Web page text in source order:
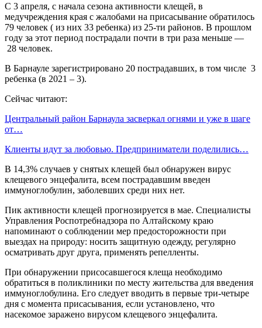
С 3 апреля, с начала сезона активности клещей, в
медучреждения края с жалобами на присасывание обратилось
79 человек ( из них 33 ребенка) из 25-ти районов. В прошлом
году за этот период пострадали почти в три раза меньше —
28 человек.
В Барнауле зарегистрировано 20 пострадавших, в том числе 3
ребенка (в 2021 – 3).
Сейчас читают:
Центральный район Барнаула засверкал огнями и уже в шаге
от…
Клиенты идут за любовью. Предприниматели поделились…
В 14,3% случаев у снятых клещей был обнаружен вирус
клещевого энцефалита, всем пострадавшим введен
иммуноглобулин, заболевших среди них нет.
Пик активности клещей прогнозируется в мае. Специалисты
Управления Роспотребнадзора по Алтайскому краю
напоминают о соблюдении мер предосторожности при
выездах на природу: носить защитную одежду, регулярно
осматривать друг друга, применять репелленты.
При обнаружении присосавшегося клеща необходимо
обратиться в поликлиники по месту жительства для введения
иммуноглобулина. Его следует вводить в первые три-четыре
дня с момента присасывания, если установлено, что
насекомое заражено вирусом клещевого энцефалита.